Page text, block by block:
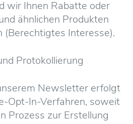
wir Ihnen Rabatte oder
ähnlichen Produkten
(Berechtigtes Interesse).
Protokollierung
Newsletter erfolgt
Opt-In-Verfahren, soweit
Prozess zur Erstellung